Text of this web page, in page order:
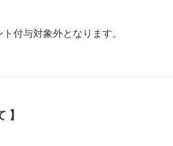
付与対象外となります。
】